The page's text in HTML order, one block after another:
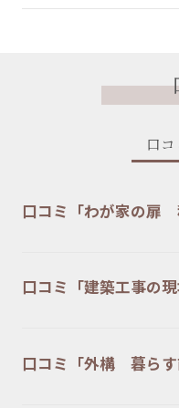
口
口コミ「わが家の扉
口コミ「建築工事の現
口コミ「外構 暮らす